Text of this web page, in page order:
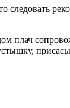
плач